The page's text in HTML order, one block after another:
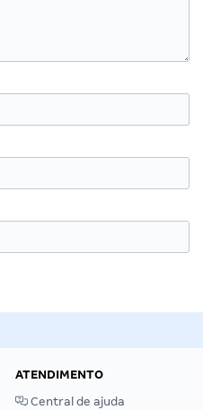
ATENDIMENTO
Central de ajuda